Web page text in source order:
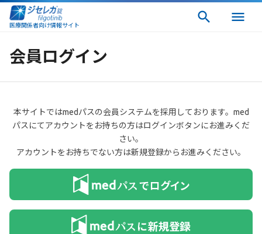
医療関係者向け情報サイト
会員ログイン
本サイトではmedパスの会員システムを採用しております。med
パスにてアカウントをお持ちの方はログインボタンにお進みくだ
さい。
アカウントをお持ちでない方は新規登録からお進みください。